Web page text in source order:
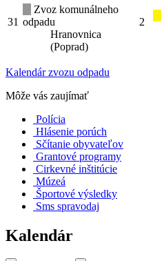
31
Zvoz komunálneho
odpadu
Hranovnica
(Poprad)
2
Kalendár zvozu odpadu
Môže vás zaujímať
Polícia
Hlásenie porúch
Sčítanie obyvateľov
Grantové programy
Cirkevné inštitúcie
Múzeá
Športové výsledky
Sms spravodaj
Kalendár